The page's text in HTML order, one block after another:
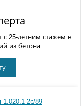
с 25-летним стажем в
из бетона.
2с/89